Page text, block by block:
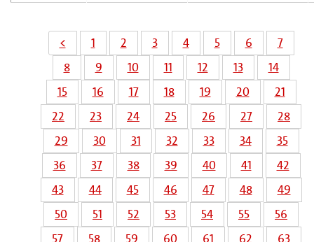
< 1 2 3 4 5 6
7
8
9 10 11 12 13
14
15
16 17 18 19 20
21
22
23 24 25 26 27
28
29
30 31 32 33 34
35
36
37 38 39 40 41
42
43
44 45 46 47 48
49
50
51 52 53 54 55
56
57
58 59 60 61 62
63